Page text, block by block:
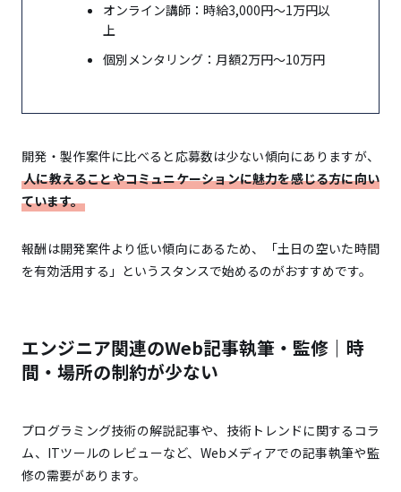
オンライン講師：時給3,000円〜1万円以
上
個別メンタリング：月額2万円〜10万円
開発・製作案件に比べると応募数は少ない傾向にありますが、
人に教えることやコミュニケーションに魅力を感じる方に向い
ています。
報酬は開発案件より低い傾向にあるため、「土日の空いた時間
を有効活用する」というスタンスで始めるのがおすすめです。
エンジニア関連のWeb記事執筆・監修｜時
間・場所の制約が少ない
プログラミング技術の解説記事や、技術トレンドに関するコラ
ム、ITツールのレビューなど、Webメディアでの記事執筆や監
修の需要があります。